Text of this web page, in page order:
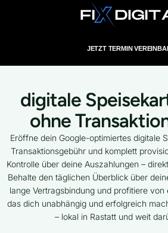
JETZT TERMIN
digitale
ohne
Eröffne dein Google-optimiertes digitale
Transaktionsgebühr und komplett
Kontrolle über deine Auszahlungen –
Behalte den täglichen Überblick über
lange Vertragsbindung und profitiere von
das dich unabhängig und erfolgreich
– lokal in Rastatt und weit